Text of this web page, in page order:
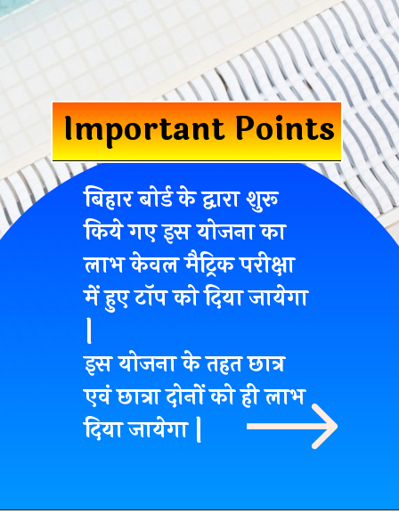
Important Points
बिहार बोर्ड के द्वारा शुरू
किये गए इस योजना का
लाभ केवल मैट्रिक परीक्षा
में हुए टॉपको दिया जायेगा
इस योजना के तहतछात्र
एवं छात्रादोनों को ही लाभ
दिया जायेगा |